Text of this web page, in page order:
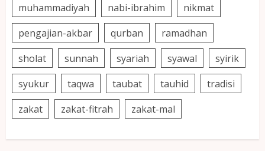
muhammadiyah
nabi-ibrahim
nikmat
pengajian-akbar
qurban
ramadhan
sholat
sunnah syariah syawal
syirik
syukur
taqwa taubat tauhid
tradisi
zakat
zakat-fitrah zakat-mal